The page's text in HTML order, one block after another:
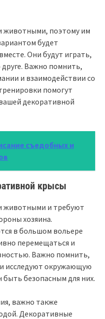
животными, поэтому им
будет
Они будут играть,
Важно помнить,
и взаимодействии со
помогут
декоративной
съедобных и
крысы
животными и требуют
хозяина.
в большом вольере
перемещаться и
Важно помнить,
исследуют окружающую
безопасным для них.
важно также
Декоративные